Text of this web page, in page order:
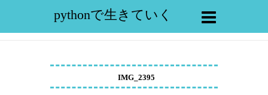
pythonで生きていく
IMG_2395